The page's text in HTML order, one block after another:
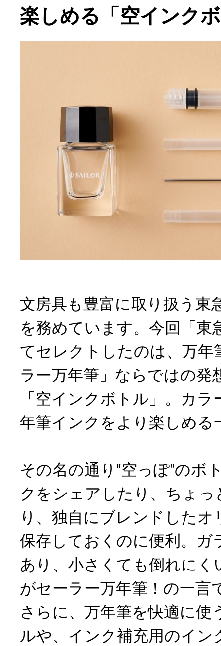
楽しめる「空インク
文房具も豊富に取り扱う東
を務めています。今回「東
てセレクトしたのは、万年
ラー万年筆」ならではの発
「空インクボトル」。カ
年筆インクをより楽しめる
その名の通り"空っぽ"のボ
クをシェアしたり、ちょ
り、独自にブレンドした
保存しておくのに便利。ガ
あり、小さくても倒れにく
がセーラー万年筆！の一言
さらに、万年筆を快適に使
ルや、インク補充用のイン